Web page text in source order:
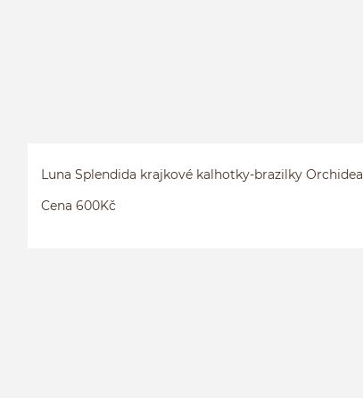
Luna Splendida krajkové kalhotky-brazilky Orchidea
Cena 600Kč